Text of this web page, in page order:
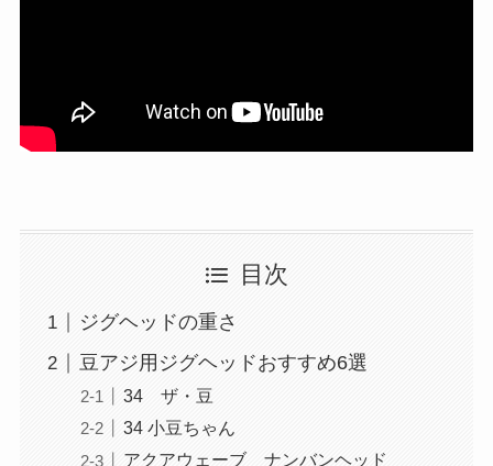
目次
ジグヘッドの重さ
豆アジ用ジグヘッドおすすめ6選
34 ザ・豆
34 小豆ちゃん
アクアウェーブ ナンバンヘッド